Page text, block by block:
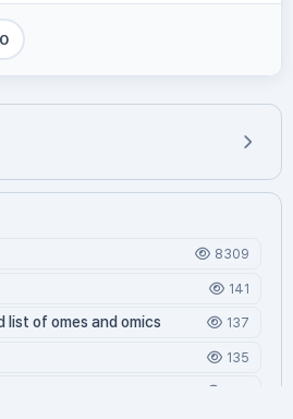
8309
141
list of omes and omics 137
135